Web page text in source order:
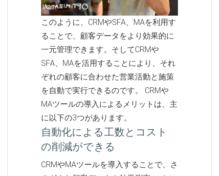
このように、CRMやSFA、MAを利用す
ることで、顧客データをより効果的に
一元管理できます。そしてCRMや
SFA、MAを活用することにより、それ
ぞれの顧客に合わせた営業活動と施策
を自動で実行できるのです。 CRMや
MAツールの導入によるメリットは、主
に以下の3つがあります。
自動化による工数とコスト
の削減ができる
CRMやMAツールを導入することで、さ